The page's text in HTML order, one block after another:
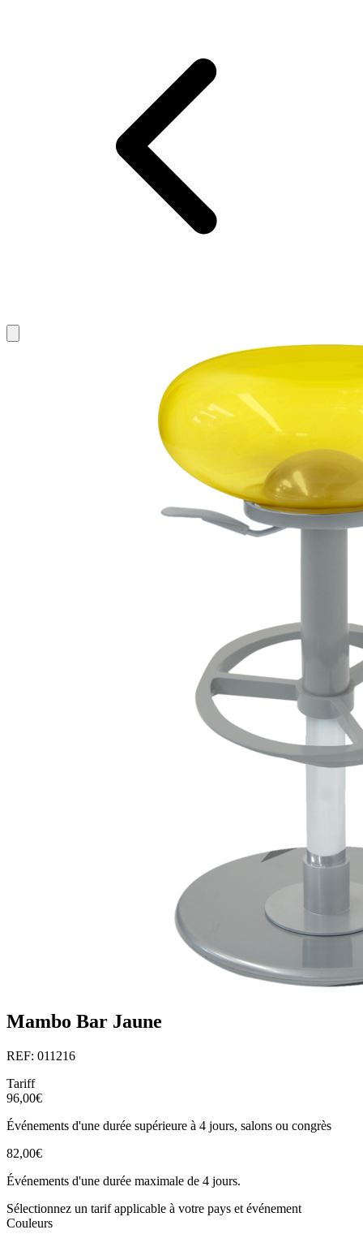
Mambo Bar Jaune
REF: 011216
Tariff
96,00€
Événements d'une durée supérieure à 4 jours, salons ou congrès
82,00€
Événements d'une durée maximale de 4 jours.
Sélectionnez un tarif applicable à votre pays et événement
Couleurs